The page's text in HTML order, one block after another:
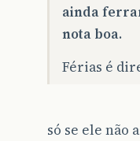
ainda
nota boa.
Férias é
só se ele não